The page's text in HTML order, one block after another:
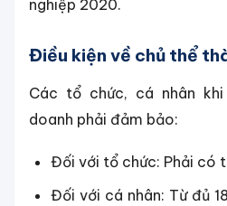
nghiệp 2020.
Điều kiện về chủ thể
Các tổ chức, cá nhân
doanh phải đảm bảo:
Đối với tổ chức: Phải có
Đối với cá nhân: Từ đủ